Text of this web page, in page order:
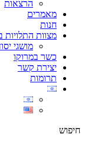
הרצאות
מאמרים
חנות
מצוות התלויות
מושגי
כשר במרוקו
יצירת קשר
תרומות
חיפוש